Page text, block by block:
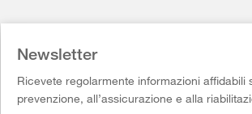
Newsletter
Ricevete regolarmente informazioni
prevenzione, all’assicurazione e alla